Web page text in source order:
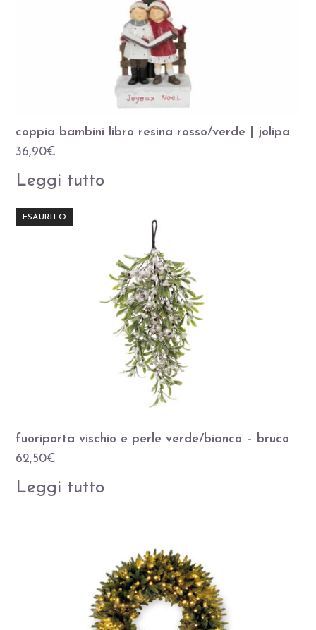
coppia bambini libro resina rosso/verde | jolipa
36,90€
Leggi tutto
ESAURITO
fuoriporta vischio e perle verde/bianco – bruco
62,50€
Leggi tutto